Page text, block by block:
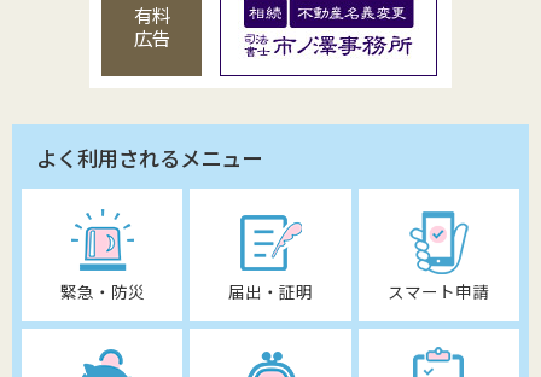
有料
広告
よく利用されるメニュー
緊急・防災 届出・証明 スマート申請